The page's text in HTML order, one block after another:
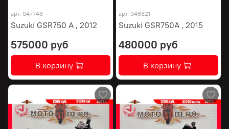
арт. 047743
Suzuki GSR750 A , 2012
575000 руб
В корзину
арт. 046821
Suzuki GSR750A , 2015
480000 руб
В корзину